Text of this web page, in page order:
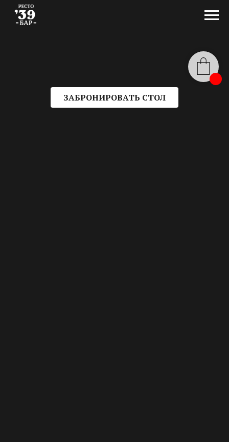
ЗАБРОНИРОВАТЬ СТОЛ